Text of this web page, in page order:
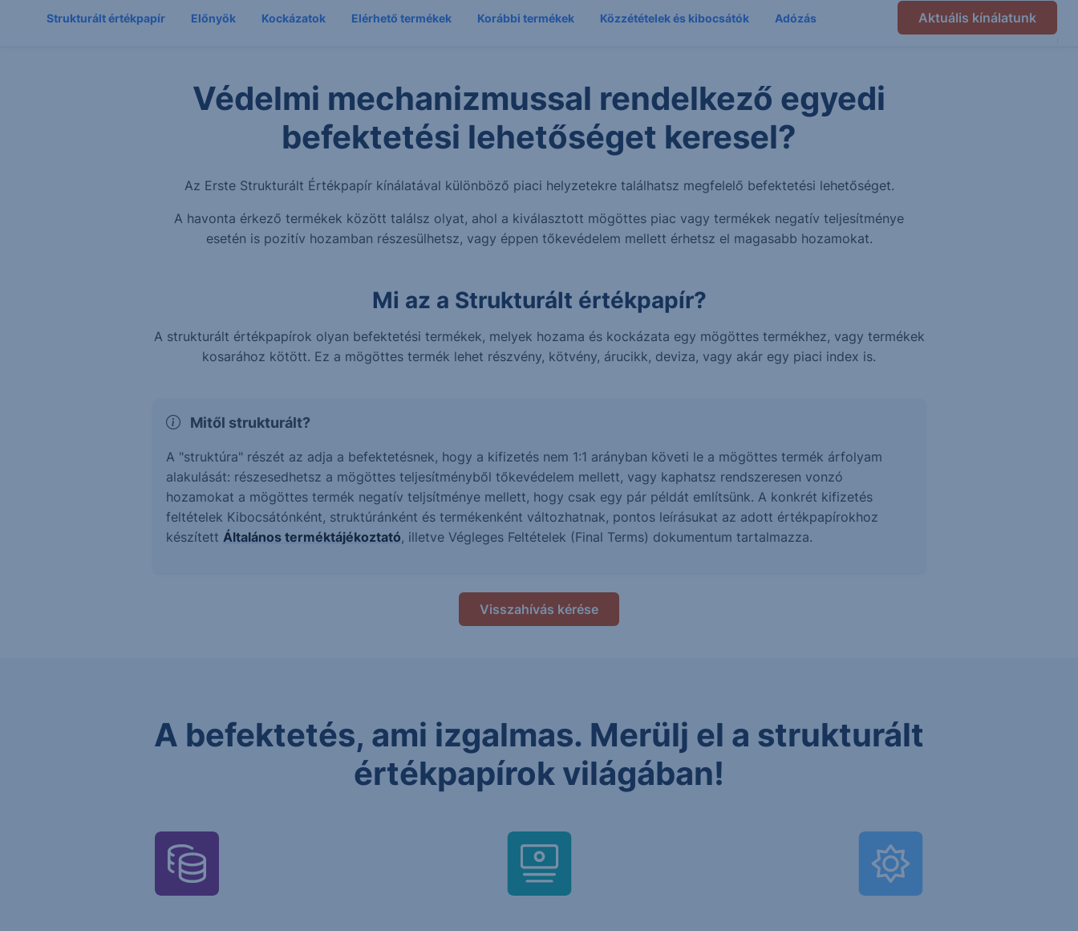
Strukturált értékpapír Előnyök Kockázatok Elérhető termékek Korábbi termékek Közzétételek és kibocsátók Adózás Aktuális kínálatunk
Védelmi mechanizmussal rendelkező egyedi
befektetési lehetőséget keresel?
Az Erste Strukturált Értékpapír kínálatával különböző piaci helyzetekre találhatsz megfelelő befektetési lehetőséget.
A havonta érkező termékek között találsz olyat, ahol a kiválasztott mögöttes piac vagy termékek negatív teljesítménye
esetén is pozitív hozamban részesülhetsz, vagy éppen tőkevédelem mellett érhetsz el magasabb hozamokat.
Mi az a Strukturált értékpapír?
A strukturált értékpapírok olyan befektetési termékek, melyek hozama és kockázata egy mögöttes termékhez, vagy termékek
kosarához kötött. Ez a mögöttes termék lehet részvény, kötvény, árucikk, deviza, vagy akár egy piaci index is.
Mitől strukturált?
A "struktúra" részét az adja a befektetésnek, hogy a kifizetés nem 1:1 arányban követi le a mögöttes termék árfolyam
alakulását: részesedhetsz a mögöttes teljesítményből tőkevédelem mellett, vagy kaphatsz rendszeresen vonzó
hozamokat a mögöttes termék negatív teljsítménye mellett, hogy csak egy pár példát említsünk. A konkrét kifizetés
feltételek Kibocsátónként, struktúránként és termékenként változhatnak, pontos leírásukat az adott értékpapírokhoz
készített Általános terméktájékoztató, illetve Végleges Feltételek (Final Terms) dokumentum tartalmazza.
Visszahívás kérése
A befektetés, ami izgalmas. Merülj el a strukturált
értékpapírok világában!